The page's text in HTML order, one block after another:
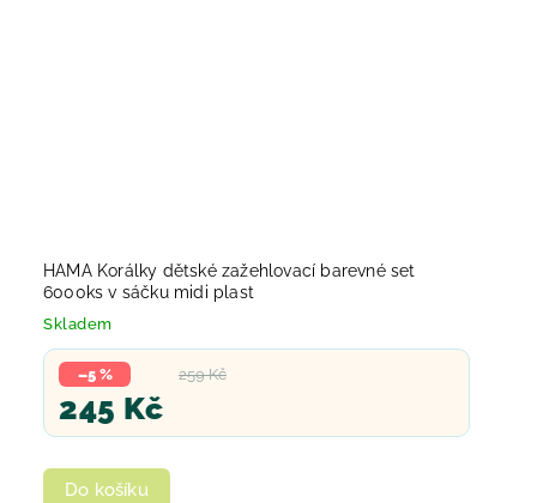
HAMA Korálky dětské zažehlovací barevné set
6000ks v sáčku midi plast
Skladem
259 Kč
–5 %
245 Kč
Do košíku